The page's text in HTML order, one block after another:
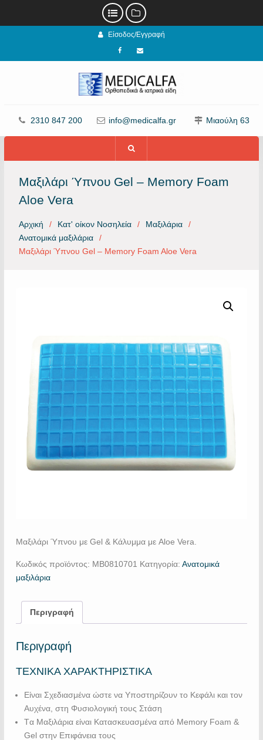
Είσοδος/Εγγραφή
Facebook
email
2310 847 200 info@medicalfa.gr Μιαούλη 63
Μαξιλάρι Ύπνου Gel – Memory Foam
Aloe Vera
Αρχική Κατ' οίκον Νοσηλεία
Μαξιλάρια
Ανατομικά μαξιλάρια
Μαξιλάρι Ύπνου Gel – Memory Foam Aloe Vera
Μαξιλάρι Ύπνου με Gel & Κάλυμμα με Aloe Vera.
Κωδικός προϊόντος: MB0810701 Κατηγορία: Ανατομικά
μαξιλάρια
Περιγραφή
Περιγραφή
ΤΕΧΝΙΚΑ ΧΑΡΑΚΤΗΡΙΣΤΙΚΑ
Είναι Σχεδιασμένα ώστε να Υποστηρίζουν το Κεφάλι και τον
Αυχένα, στη Φυσιολογική τους Στάση
Tα Μαξιλάρια είναι Κατασκευασμένα από Μemory Foam &
Gel στην Επιφάνεια τους